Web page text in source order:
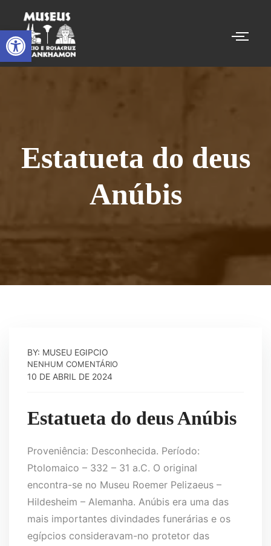
Estatueta do deus
Anúbis
BY: MUSEU EGIPCIO
NENHUM COMENTÁRIO
10 DE ABRIL DE 2024
Estatueta do deus Anúbis
Proveniência: Desconhecida. Período:
Ptolomaico – 332 – 31 a.C. O original
encontra-se no Museu Roemer Pelizaeus –
Hildesheim – Alemanha. Anúbis era uma das
mais importantes divindades funerárias e os
egípcios consideravam-no protetor das
Abrir a barra de ferramentas